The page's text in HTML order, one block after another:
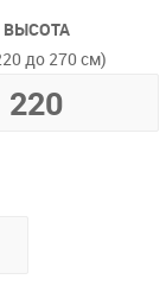
ВЫСОТА
до 270 см)